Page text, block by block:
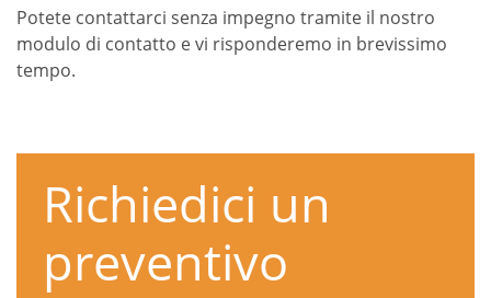
Potete contattarci senza impegno tramite il nostro
modulo di contatto e vi risponderemo in brevissimo
tempo.
Richiedici un
preventivo